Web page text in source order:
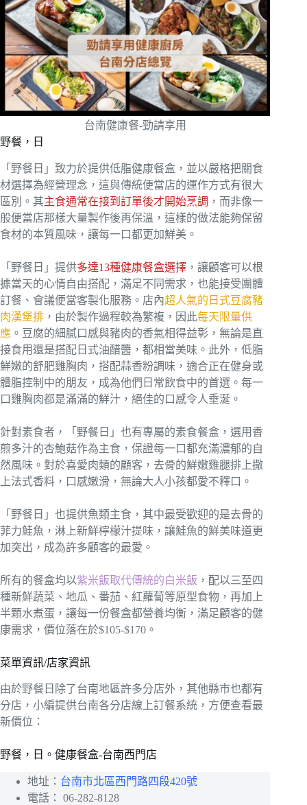
台南健康餐-勁請享用
野餐，日
「野餐日」致力於提供低脂健康餐盒，並以嚴格把關食
材選擇為經營理念，這與傳統便當店的運作方式有很大
區別。其主食通常在接到訂單後才開始烹調 ，而非像一
般便當店那樣大量製作後再保溫，這樣的做法能夠保留
食材的本質風味，讓每一口都更加鮮美。
「野餐日」提供多達13種健康餐盒選擇 ，讓顧客可以根
據當天的心情自由搭配，滿足不同需求，也能接受團體
訂餐、會議便當客製化服務。店內超人氣的日式豆腐豬
肉漢堡排 ，由於製作過程較為繁複，因此每天限量供
應 。豆腐的細膩口感與豬肉的香氣相得益彰，無論是直
接食用還是搭配日式油醋醬，都相當美味。此外，低脂
鮮嫩的舒肥雞胸肉，搭配蒜香粉調味，適合正在健身或
體脂控制中的朋友，成為他們日常飲食中的首選。每一
口雞胸肉都是滿滿的鮮汁，絕佳的口感令人垂涎。
針對素食者，「野餐日」也有專屬的素食餐盒，選用香
煎多汁的杏鮑菇作為主食，保證每一口都充滿濃郁的自
然風味。對於喜愛肉類的顧客，去骨的鮮嫩雞腿排上撒
上法式香料，口感嫩滑，無論大人小孩都愛不釋口。
「野餐日」也提供魚類主食，其中最受歡迎的是去骨的
菲力鮭魚，淋上新鮮檸檬汁提味，讓鮭魚的鮮美味道更
加突出，成為許多顧客的最愛。
所有的餐盒均以紫米飯取代傳統的白米飯 ，配以三至四
種新鮮蔬菜、地瓜、番茄、紅蘿蔔等原型食物，再加上
半顆水煮蛋，讓每一份餐盒都營養均衡，滿足顧客的健
康需求，價位落在於$105-$170。
菜單資訊/店家資訊
由於野餐日除了台南地區許多分店外，其他縣市也都有
分店，小編提供台南各分店線上訂餐系統，方便查看最
新價位：
野餐，日。健康餐盒-台南西門店
地址： 台南市北區西門路四段420號
電話：
06-282-8128